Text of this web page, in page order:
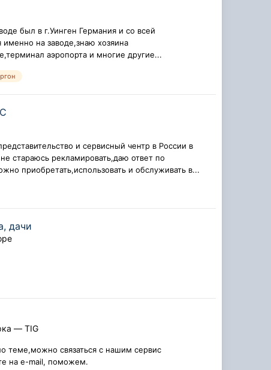
был в г.Уинген Германия и со всей
именно на заводе,знаю хозяина
аэропорта и многие другие...
и сервисный чентр в России в
стараюсь рекламировать,даю ответ по
приобретать,использовать и обслуживать в...
дачи
— TIG
теме,можно связаться с нашим сервис
на e-mail, поможем.